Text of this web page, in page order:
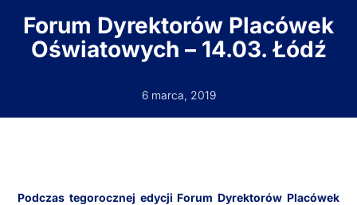
Forum Dyrektorów Placówek
Oświatowych – 14.03. Łódź
6 marca, 2019
Podczas tegorocznej edycji Forum Dyrektorów Placówek